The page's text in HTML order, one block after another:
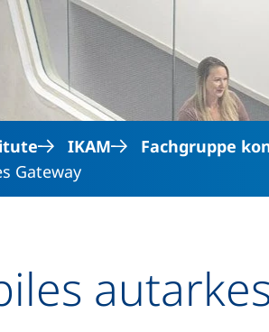
Direkt zum Inhalt
IKAM
Fachgruppe
Gateway